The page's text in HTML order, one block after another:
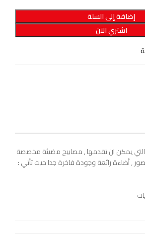
إضافة إلى السلة
اشتري الآن
التي يمكن ان تقدمها , مصابيح مضيئة مخصصة
, أضاءة رائعة وجودة فاخرة جدا حيث تأتي :